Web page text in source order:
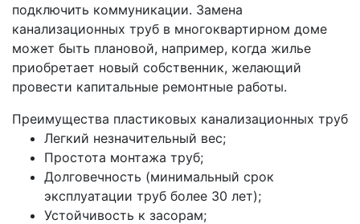
подключить коммуникации. Замена
канализационных труб в многоквартирном доме
может быть плановой, например, когда жилье
приобретает новый собственник, желающий
провести капитальные ремонтные работы.
Преимущества пластиковых канализационных труб
Легкий незначительный вес;
Простота монтажа труб;
Долговечность (минимальный срок
эксплуатации труб более 30 лет);
Устойчивость к засорам;